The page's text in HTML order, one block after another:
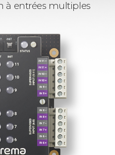
à entrées multiples